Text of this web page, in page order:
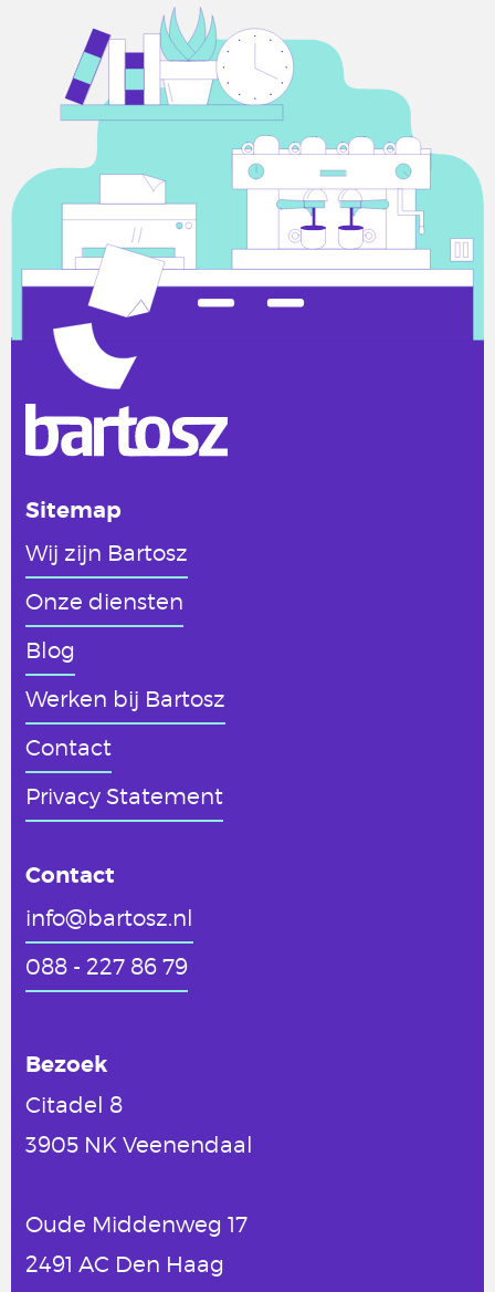
Sitemap
Wij zijn Bartosz
Onze diensten
Blog
Werken bij Bartosz
Contact
Privacy Statement
Contact
info@bartosz.nl
088 - 227 86 79
Bezoek
Citadel 8
3905 NK Veenendaal
Oude Middenweg 17
2491 AC Den Haag